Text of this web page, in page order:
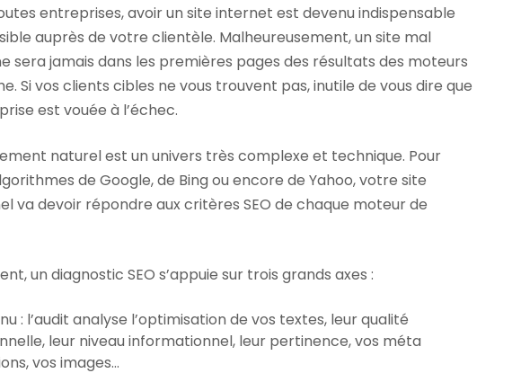
entreprises, avoir un site internet est devenu indispensable
auprès de votre clientèle. Malheureusement, un site mal
sera jamais dans les premières pages des résultats des moteurs
Si vos clients cibles ne vous trouvent pas, inutile de vous dire que
est vouée à l’échec.
naturel est un univers très complexe et technique. Pour
de Google, de Bing ou encore de Yahoo, votre site
va devoir répondre aux critères SEO de chaque moteur de
un diagnostic SEO s’appuie sur trois grands axes :
: l’audit analyse l’optimisation de vos textes, leur qualité
leur niveau informationnel, leur pertinence, vos méta
vos images…